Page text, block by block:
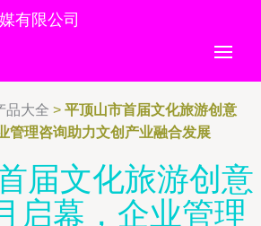
有限公司
品大全 > 平顶山市首届文化旅游创意
管理咨询助力文创产业融合发展
届文化旅游创意
启幕，企业管理